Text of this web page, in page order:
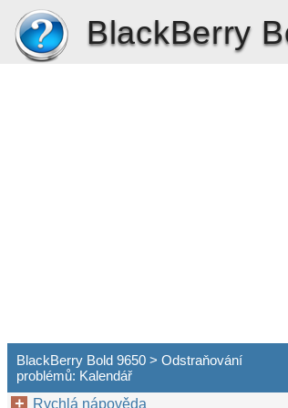
BlackBerry
BlackBerry Bold 9650 > Odstraňování
problémů: Kalendář
Rychlá nápověda